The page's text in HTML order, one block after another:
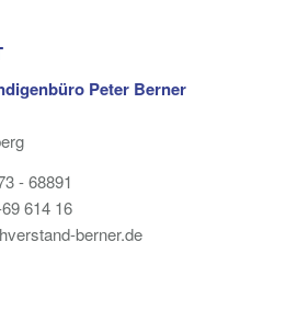
Peter Berner
- 68891
614 16
berner.de